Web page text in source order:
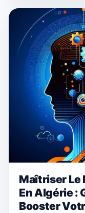
Maîtriser Le
En Algérie :
Booster